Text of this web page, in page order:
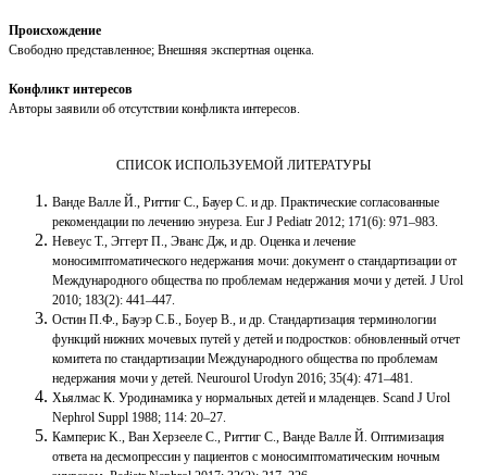
Происхождение
Свободно представленное; Внешняя экспертная оценка.
Конфликт интересов
Авторы заявили об отсутствии конфликта интересов.
СПИСОК ИСПОЛЬЗУЕМОЙ ЛИТЕРАТУРЫ
Ванде Валле Й., Риттиг С., Бауер С. и др. Практические согласованные
рекомендации по лечению энуреза. Eur J Pediatr 2012; 171(6): 971–983.
Невеус T., Эггерт П., Эванс Дж, и др. Оценка и лечение
моносимптоматического недержания мочи: документ о стандартизации от
Международного общества по проблемам недержания мочи у детей. J Urol
2010; 183(2): 441–447.
Остин П.Ф., Бауэр С.Б., Боуер В., и др. Стандартизация терминологии
функций нижних мочевых путей у детей и подростков: обновленный отчет
комитета по стандартизации Международного общества по проблемам
недержания мочи у детей. Neurourol Urodyn 2016; 35(4): 471–481.
Хьялмас К. Уродинамика у нормальных детей и младенцев. Scand J Urol
Nephrol Suppl 1988; 114: 20–27.
Камперис K., Ван Херзееле C., Риттиг С., Ванде Валле Й. Оптимизация
ответа на десмопрессин у пациентов с моносимптоматическим ночным